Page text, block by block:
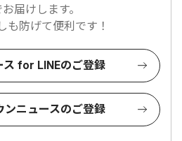
届けします。
も防げて便利です！
ス for LINEのご登録
ンニュースのご登録